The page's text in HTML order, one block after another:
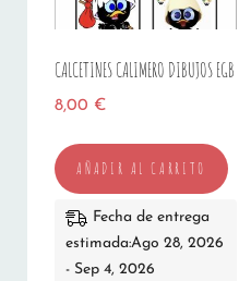
CALCETINES CALIMERO DIBUJOS EGB
8,00 €
AÑADIR AL CARRITO
Fecha de entrega
estimada:Ago 28, 2026
- Sep 4, 2026